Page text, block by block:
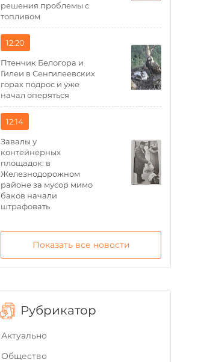
решения проблемы с
топливом
12:20
Птенчик Белогора и
Гилеи в Сенгилеевских
горах подрос и уже
начал оперяться
12:14
Завалы у
контейнерных
площадок: в
Железнодорожном
районе за мусор мимо
баков начали
штрафовать
Показать все новости
Рубрикатор
Актуально
Общество